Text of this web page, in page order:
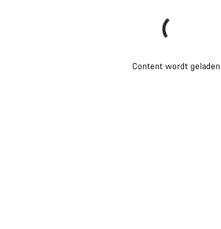
Content wordt geladen